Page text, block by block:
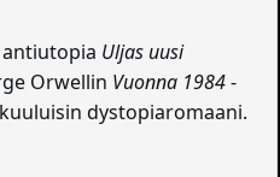
Uljas uusi
Orwellin Vuonna 1984-
dystopiaromaani.